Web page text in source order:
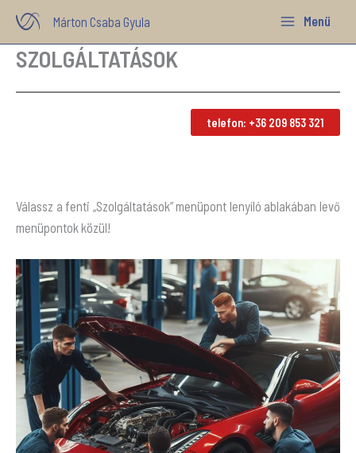
content
Márton Csaba Gyula Menü
SZOLGÁLTATÁSOK
telefon: +36 209 853 321
Válassz a fenti „Szolgáltatások” menüpont lenyíló ablakában levő
menüpontok közül!